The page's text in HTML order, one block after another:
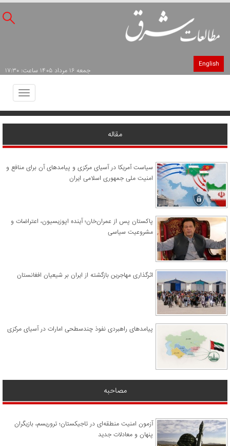
English
جمعه ۱۶ مرداد ۱۴۰۵ ساعت: ۱۷:۳۰
Toggle
مقاله
سیاست آمریکا در آسیای مرکزی و پیامدهای آن برای منافع و
امنیت ملی جمهوری اسلامی ایران
پاکستان پس از عمران‌خان؛ آینده اپوزیسیون، اعتراضات و
مشروعیت سیاسی
اثرگذاری مهاجرین بازگشته از ایران بر شیعیان افغانستان
پیامدهای راهبردی نفوذ چندسطحی امارات در آسیای مرکزی
مصاحبه
آزمون امنیت منطقه‌ای در تاجیکستان؛ تروریسم، بازیگران
پنهان و معادلات جدید